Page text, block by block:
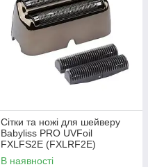
Сітки та ножі для шейверу
Babyliss PRO UVFoil
FXLFS2E (FXLRF2E)
В наявності